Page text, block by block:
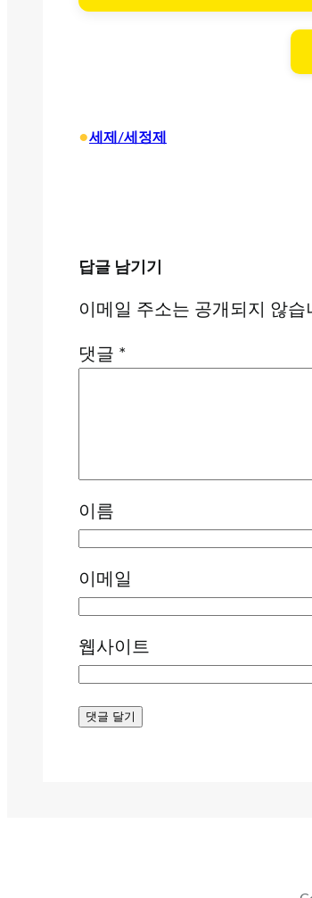
•세제/세정제
답글 남기기
이메일 주소는 공개되지 않습
댓글 *
이름
이메일
웹사이트